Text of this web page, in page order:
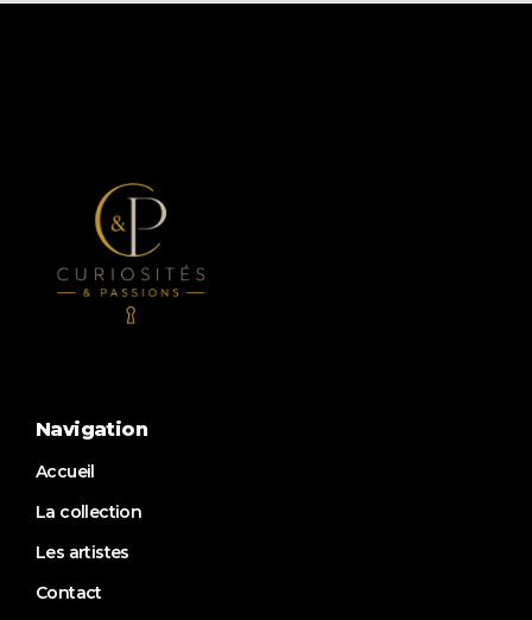
Navigation
Accueil
La collection
Les artistes
Contact